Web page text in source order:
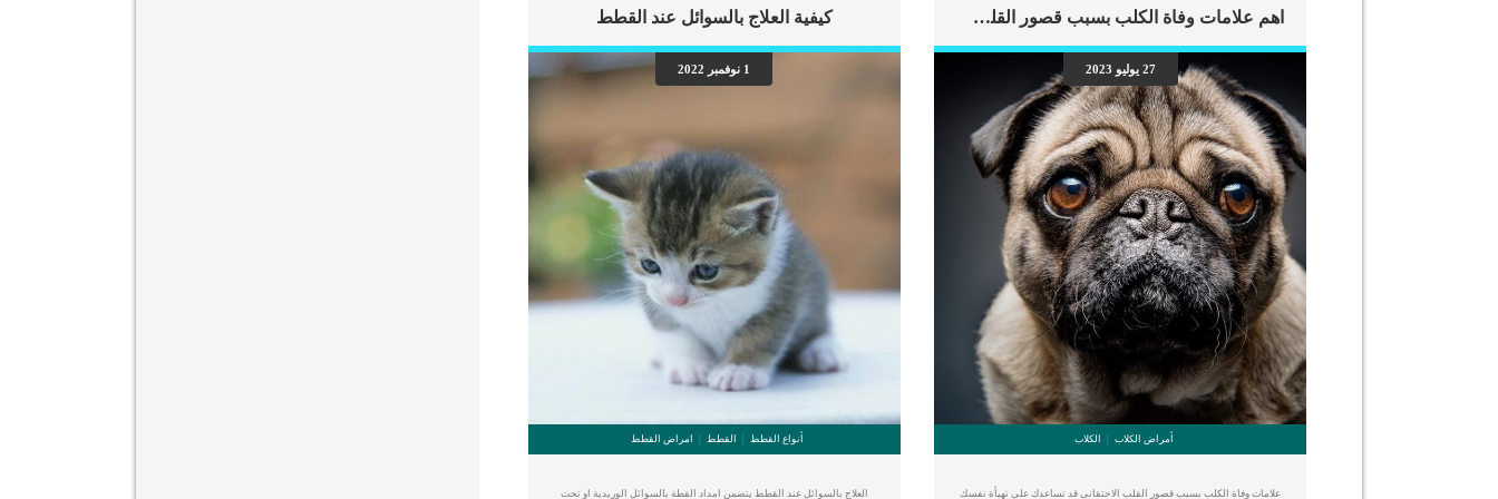
اهم علامات وفاة الكلب بسبب قصور القلب الاحتقانى
27 يوليو 2023
أمراض الكلاب الكلاب
علامات وفاة الكلب بسبب قصور القلب الاحتقانى قد تساعدك على تهيأة نفسك
كيفية العلاج بالسوائل عند القطط
1 نوفمبر 2022
أنواع القطط القطط امراض القطط
العلاج بالسوائل عند القطط يتضمن امداد القطة بالسوائل الوريدية او تحت